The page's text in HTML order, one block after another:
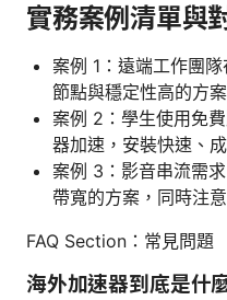
實務案例清單與
案例 1：遠端工作團
節點與穩定性高的方
案例 2：學生使用免
器加速，安裝快速、
案例 3：影音串流需
帶寬的方案，同時注
FAQ Section：常見問題
海外加速器到底是什